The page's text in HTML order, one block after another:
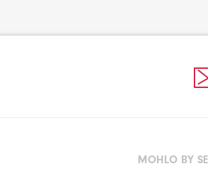
MOHLO BY